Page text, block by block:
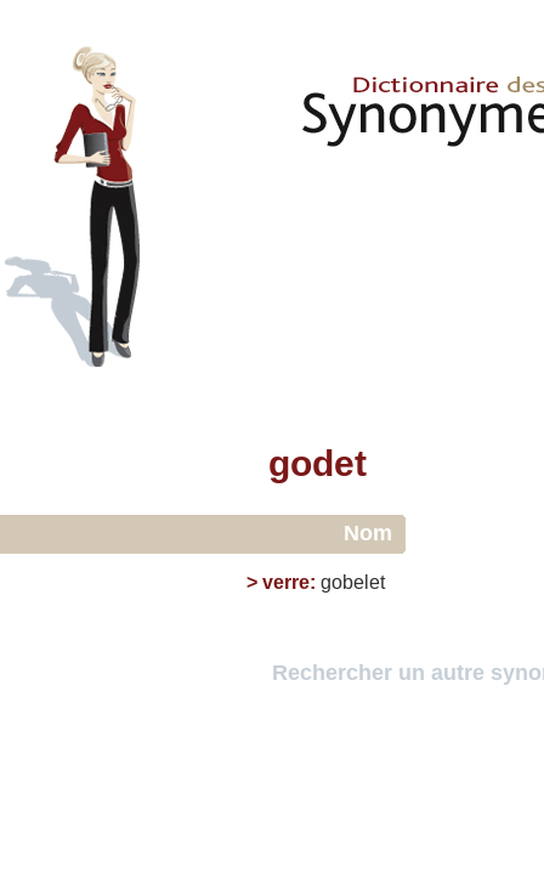
godet
Nom
> verre: gobelet
Rechercher un autre